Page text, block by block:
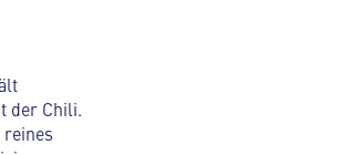
der Chili.